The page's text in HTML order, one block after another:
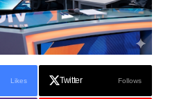
Likes Twitter Follows